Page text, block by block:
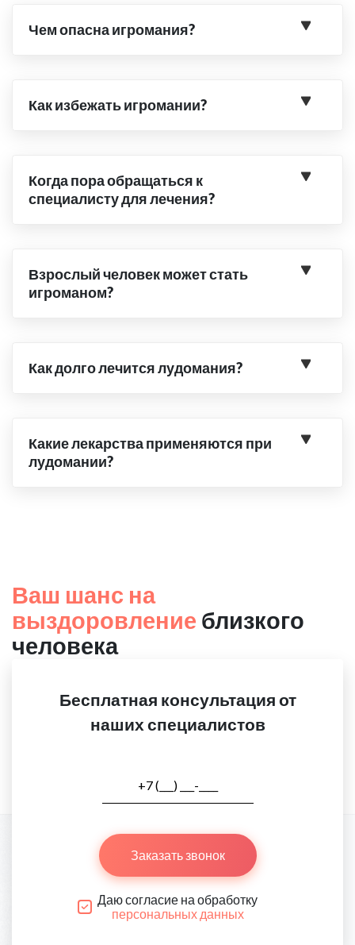
Чем опасна игромания?
Как избежать игромании?
Когда пора обращаться к
специалисту для лечения?
Взрослый человек может стать
игроманом?
Как долго лечится лудомания?
Какие лекарства применяются при
лудомании?
Ваш шанс на
выздоровление близкого
человека
Бесплатная консультация от
наших специалистов
Заказать звонок
Даю согласие на обработку
персональных данных